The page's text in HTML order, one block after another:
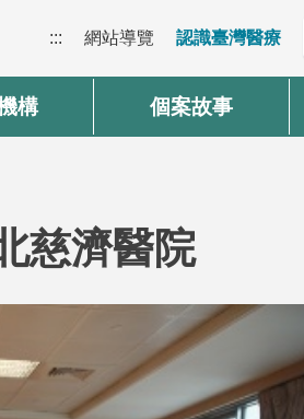
::: 網站導覽 認識臺灣醫療
構 個案故事
慈濟醫院